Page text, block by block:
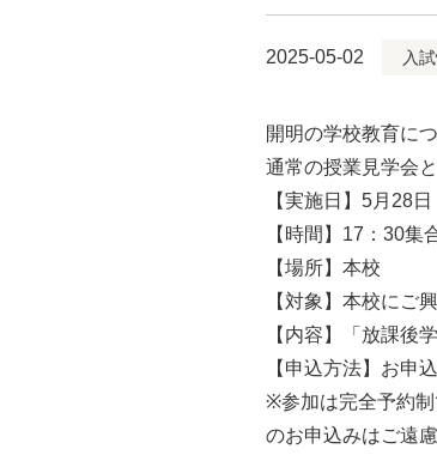
2025-05-02 入
開明の学校教育に
通常の授業見学会
【実施日】5月28日
【時間】17：30
【場所】本校
【対象】本校にご
【内容】「放課後
【申込方法】お申
※参加は完全予約
のお申込みはご遠